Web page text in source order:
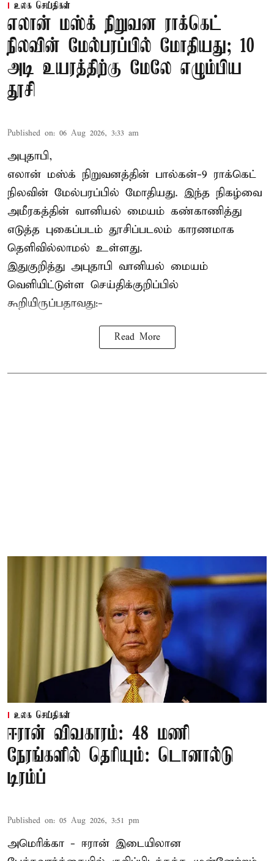
உலக செய்திகள்
எலான் மஸ்க் நிறுவன ராக்கெட்
நிலவின் மேல்பரப்பில் மோதியது; 10
அடி உயரத்திற்கு மேலே எழும்பிய
தூசி
Published on: 06 Aug 2026, 3:33 am
அபுதாபி,
எலான் மஸ்க் நிறுவனத்தின் பால்கன்-9 ராக்கெட்
நிலவின் மேல்பரப்பில் மோதியது. இந்த நிகழ்வை
அமீரகத்தின் வானியல் மையம் கண்காணித்து
எடுத்த புகைப்படம் தூசிப்படலம் காரணமாக
தெளிவில்லாமல் உள்ளது.
இதுகுறித்து அபுதாபி வானியல் மையம்
வெளியிட்டுள்ள செய்திக்குறிப்பில்
கூறியிருப்பதாவது:-
Read More
உலக செய்திகள்
ஈரான் விவகாரம்: 48 மணி
நேரங்களில் தெரியும்: டொனால்டு
டிரம்ப்
Published on: 05 Aug 2026, 3:51 pm
அமெரிக்கா - ஈரான் இடையிலான